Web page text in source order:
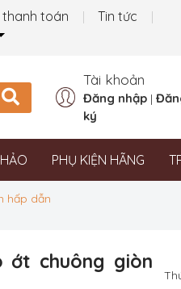
thanh toán
Tin tức
Tài khoản
Đăng nhập|
ký
PHỤ KIỆN HÃNG
hấp dẫn
ớt chuông giòn